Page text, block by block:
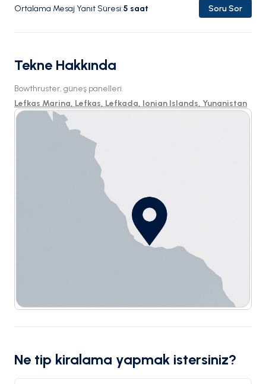
Ortalama Mesaj Yanıt Süresi:5 saat Soru Sor
Tekne Hakkında
Bowthruster, güneş panelleri.
Lefkas Marina, Lefkas, Lefkada, Ionian Islands, Yunanistan
Ne tip kiralama yapmak istersiniz?